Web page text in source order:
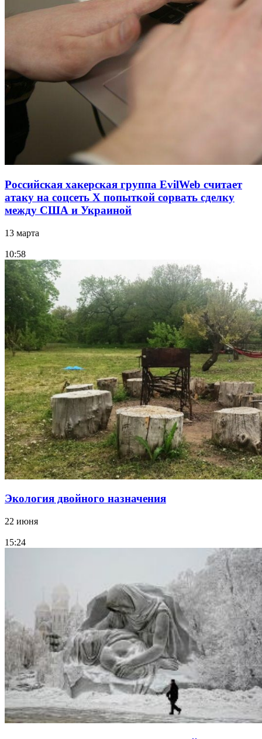
Российская хакерская группа EvilWeb считает
атаку на соцсеть Х попыткой сорвать сделку
между США и Украиной
13 марта
10:58
Экология двойного назначения
22 июня
15:24